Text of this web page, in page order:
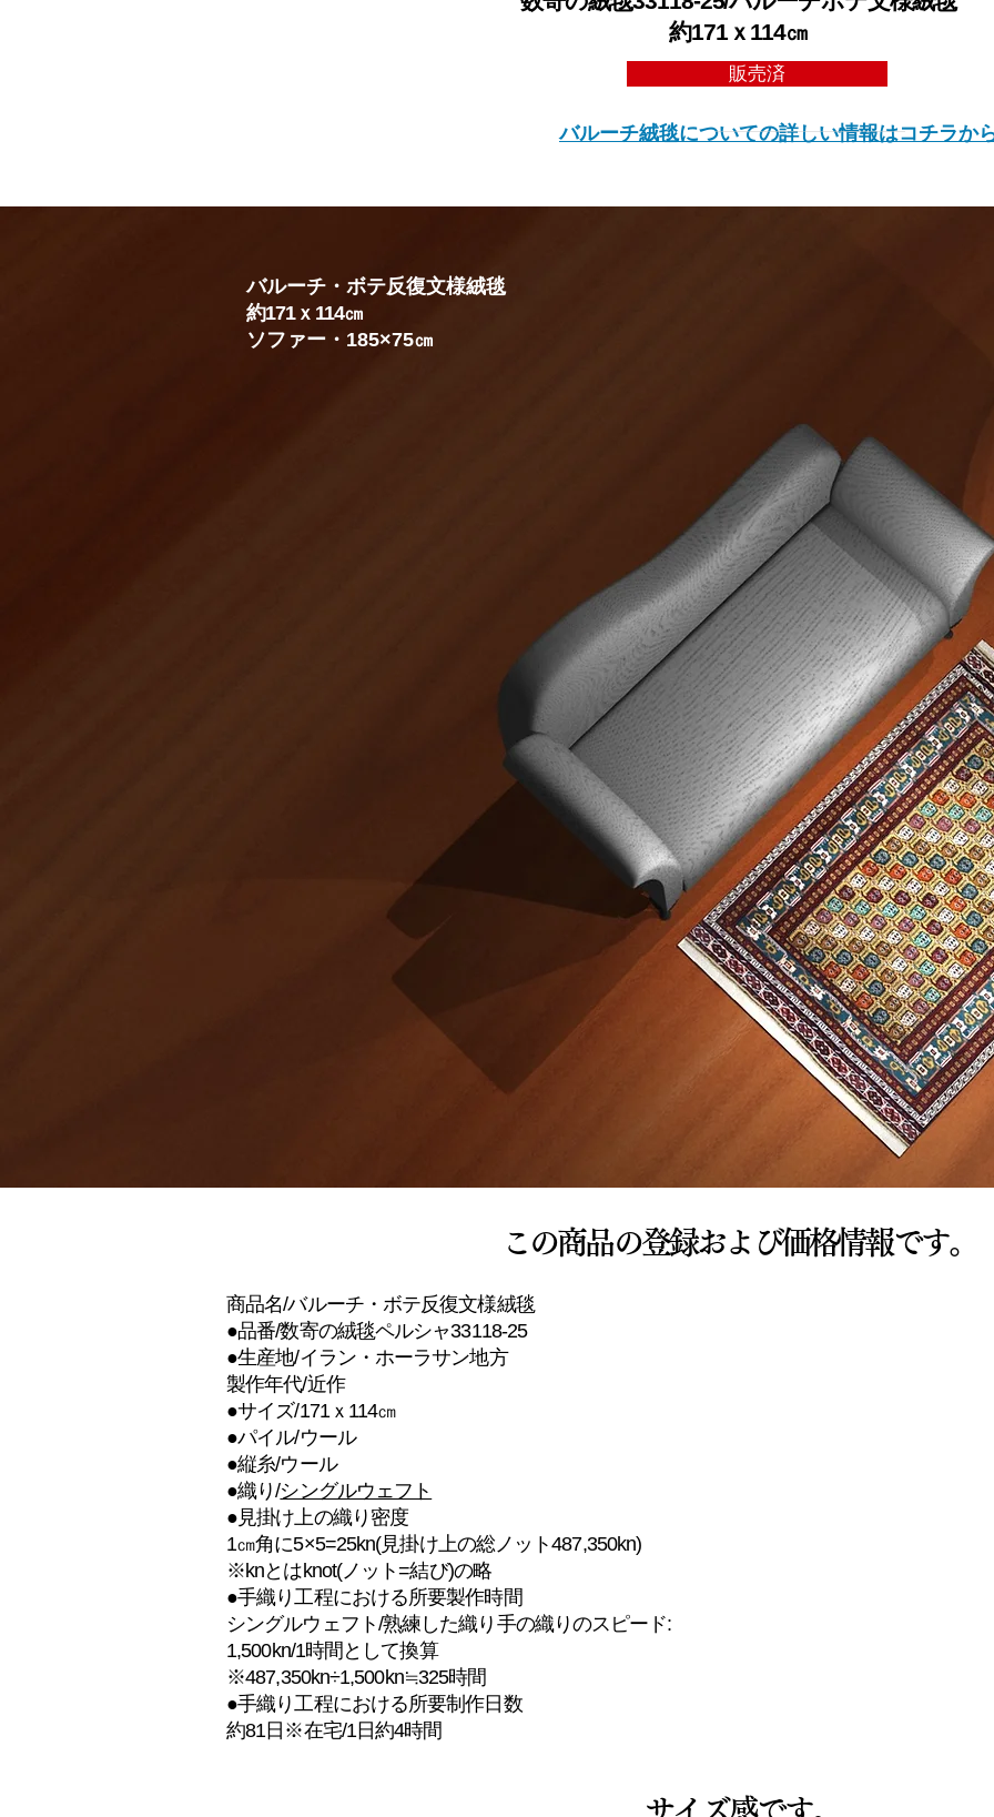
約171ｘ114㎝
販売済
バルーチ絨毯についての詳しい情報はコチラか
バルーチ・ボテ反復文様絨毯
約171ｘ114㎝
​​ソファー・185×75㎝
この商品の登録および価格情報です。
商品名/バルーチ・ボテ反復文様絨毯
●品番/数寄の絨毯ペルシャ33118-25
●生産地/イラン・ホーラサン地方
製作年代/近作
●サイズ/171ｘ114㎝
●パイル/ウール
●縦糸/ウール
●織り/シングルウェフト
●見掛け上の織り密度
1㎝角に5×5=25kn(見掛け上の総ノット487,350kn)
※knとはknot(ノット=結び)の略
●手織り工程における所要製作時間
シングルウェフト/熟練した織り手の織りのスピード:
1,500kn/1時間として換算
※487,350kn÷1,500kn≒325時間
●手織り工程における所要制作日数
約81日※在宅/1日約4時間
サイズ感です。